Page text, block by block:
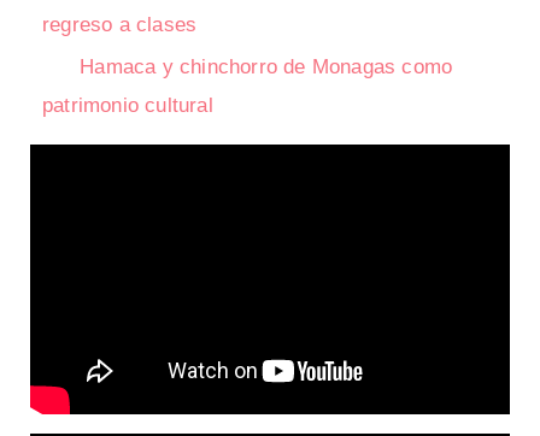
regreso a clases
Hamaca y chinchorro de Monagas como
patrimonio cultural